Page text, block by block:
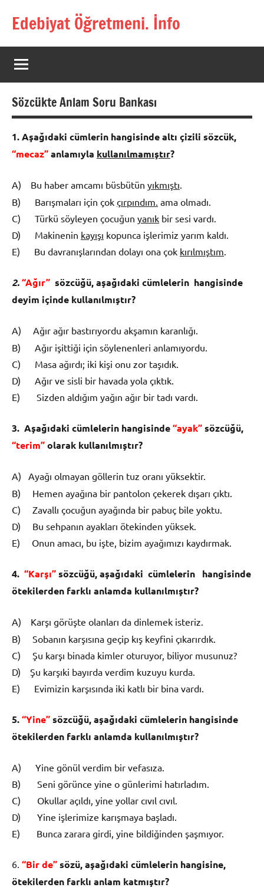
Edebiyat Öğretmeni. İnfo
Türkçe,
Türk
Dili
ve
Öğretmenlerinin
Kaynak
Sözcükte Anlam Soru Bankası
1. Aşağıdaki cümlerin hangisinde altı çizili söz­cük,
“mecaz”anlamıyla kullanılmamıştır?
A) Bu haber amcamı büsbütün yıkmıştı
B) Barışmaları için çok çırpındım. ama olmadı.
C) Türkü söyleyen çocuğun yanık bir sesi vardı.
D) Makinenin kayışı kopunca işlerimiz yarım kaldı.
E) Bu davranışlarından dolayı ona çok kırılmıştım
2.“Ağır” sözcüğü, aşağıdaki cümlelerin hangi­sinde
deyim içinde kullanılmıştır?
A)
Ağır ağır bastırıyordu akşamın karanlığı.
B) Ağır işittiği için söylenenleri anlamıyordu.
C) Masa ağırdı; iki kişi onu zor taşıdık.
D) Ağır ve sisli bir havada yola çıktık.
E) Sizden aldığım yağın ağır bir tadı vardı.
3. Aşağıdaki cümlelerin hangisinde“ayak”söz­cüğü,
“terim”olarak kullanılmıştır?
A)
Ayağı olmayan göllerin tuz oranı yüksektir.
B) Hemen ayağına bir pantolon çekerek dışarı çıktı.
C) Zavallı çocuğun ayağında bir pabuç bile yoktu.
D) Bu sehpanın ayakları ötekinden yüksek.
E) Onun amacı, bu işte, bizim ayağımızı kaydırmak.
4. “Karşı”sözcüğü, aşağıdaki cümlelerin hangi­sinde
ötekilerden farklı anlamda kullanılmıştır?
A)
Karşı görüşte olanları da dinlemek isteriz.
B) Sobanın karşısına geçip kış keyfini çıkarırdık.
C) Şu karşı binada kimler oturuyor, biliyor musu­nuz?
D) Şu karşıki bayırda verdim kuzuyu kurda.
E) Evimizin karşısında iki katlı bir bina vardı.
5.“Yine”sözcüğü, aşağıdaki cümlelerin hangisin­de
ötekilerden farklı anlamda kullanılmıştır?
A) Yine gönül verdim bir vefasıza.
B) Seni görünce yine o günlerimi hatırladım.
C) Okullar açıldı, yine yollar cıvıl cıvıl.
D) Yine işlerimize karışmaya başladı.
E) Bunca zarara girdi, yine bildiğinden şaşmıyor.
6. “Bir de”sözü, aşağıdaki cümlelerin hangisine,
ötekilerden farklı anlam katmıştır?